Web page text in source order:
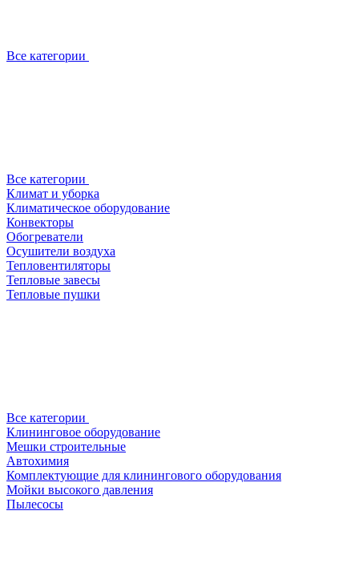
Все категории
Все категории
Климат и уборка
Климатическое оборудование
Конвекторы
Обогреватели
Осушители воздуха
Тепловентиляторы
Тепловые завесы
Тепловые пушки
Все категории
Клининговое оборудование
Мешки строительные
Автохимия
Комплектующие для клинингового оборудования
Мойки высокого давления
Пылесосы